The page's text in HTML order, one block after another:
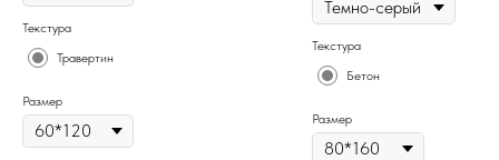
Текстура
Травертин
Размер
Текстура
Бетон
Размер